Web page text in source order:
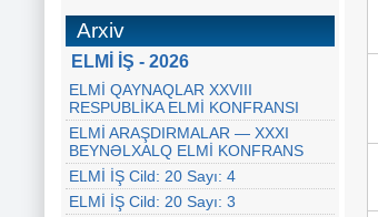
Arxiv
ELMİ İŞ - 2026
ELMİ QAYNAQLAR XXVIII
RESPUBLİKA ELMİ KONFRANSI
ELMİ ARAŞDIRMALAR — XXXI
BEYNƏLXALQ ELMİ KONFRANS
ELMİ İŞ Cild: 20 Sayı: 4
ELMİ İŞ Cild: 20 Sayı: 3